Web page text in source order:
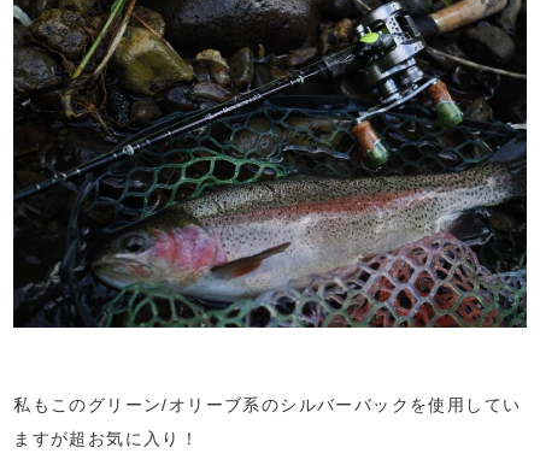
私もこのグリーン/オリーブ系のシルバーバックを使用してい
ますが超お気に入り！